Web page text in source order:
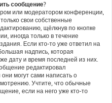
сообщение?
или модератором конференции,
свои собственные
щёлкнув по кнопке
иногда только в течение
Если кто-то уже ответил на
надпись, которая
дату и время последней из них.
редактировал
могут сами написать о
Учтите, что обычные
если на него уже кто-то